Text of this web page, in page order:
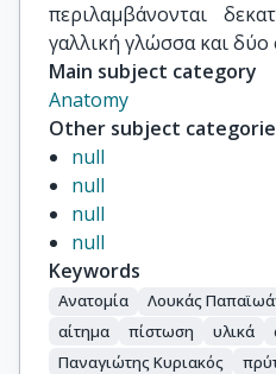
περιλαμβάνονται
γαλλική γλώσσα και δύο
Main subject category
Anatomy
Other subject
null
null
null
null
Keywords
Ανατομία Λουκάς
αίτημα
πίστωση υλικά
Παναγιώτης Κυριακός